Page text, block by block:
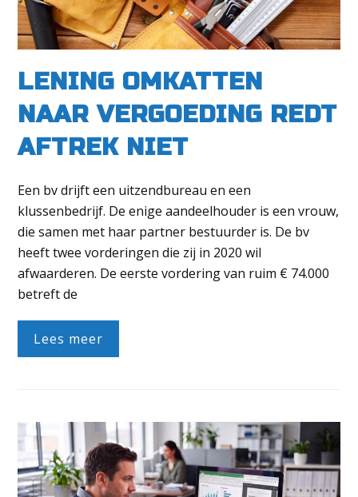
LENING OMKATTEN
NAAR VERGOEDING REDT
AFTREK NIET
Een bv drijft een uitzendbureau en een
klussenbedrijf. De enige aandeelhouder is een vrouw,
die samen met haar partner bestuurder is. De bv
heeft twee vorderingen die zij in 2020 wil
afwaarderen. De eerste vordering van ruim € 74.000
betreft de
Lees meer